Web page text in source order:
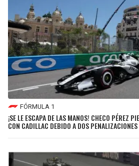
FÓRMULA 1
¡SE LE ESCAPA DE LAS MANOS! CHECO PÉREZ
CON CADILLAC DEBIDO A DOS PENALIZACIONES